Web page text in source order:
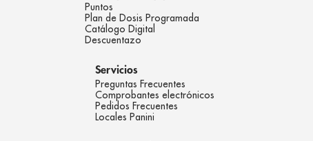
Puntos
Plan de Dosis Programada
Catálogo Digital
Descuentazo
Servicios
Preguntas Frecuentes
Comprobantes electrónicos
Pedidos Frecuentes
Locales Panini